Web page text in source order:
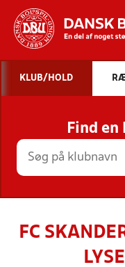
STILLINGER,
KLUB/HOLD
Find
FC